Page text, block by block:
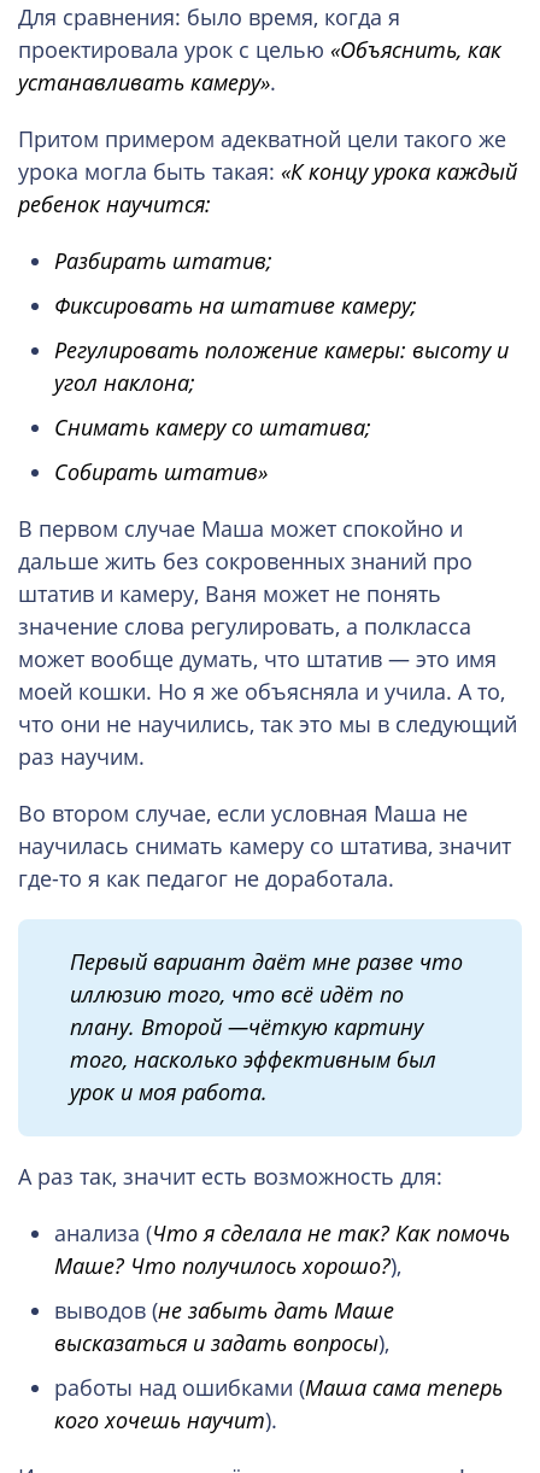
Для сравнения: было время, когда я
проектировала урок с целью «Объяснить, как
устанавливать камеру».
Притом примером адекватной цели такого же
урока могла быть такая: «К концу урока каждый
ребенок научится:
Разбирать штатив;
Фиксировать на штативе камеру;
Регулировать положение камеры: высоту и
угол наклона;
Снимать камеру со штатива;
Собирать штатив»
В первом случае Маша может спокойно и
дальше жить без сокровенных знаний про
штатив и камеру, Ваня может не понять
значение слова регулировать, а полкласса
может вообще думать, что штатив — это имя
моей кошки. Но я же объясняла и учила. А то,
что они не научились, так это мы в следующий
раз научим.
Во втором случае, если условная Маша не
научилась снимать камеру со штатива, значит
где-то я как педагог не доработала.
Первый вариант даёт мне разве что
иллюзию того, что всё идёт по
плану. Второй —чёткую картину
того, насколько эффективным был
урок и моя работа.
А раз так, значит есть возможность для:
анализа (Что я сделала не так? Как помочь
Маше? Что получилось хорошо?),
выводов (не забыть дать Маше
высказаться и задать вопросы),
работы над ошибками (Маша сама теперь
кого хочешь научит).